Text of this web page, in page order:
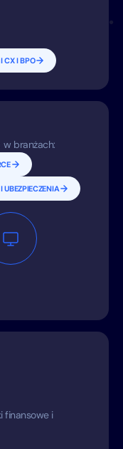
CX I BPO
w branżach:
UBEZPIECZENIA
finansowe i